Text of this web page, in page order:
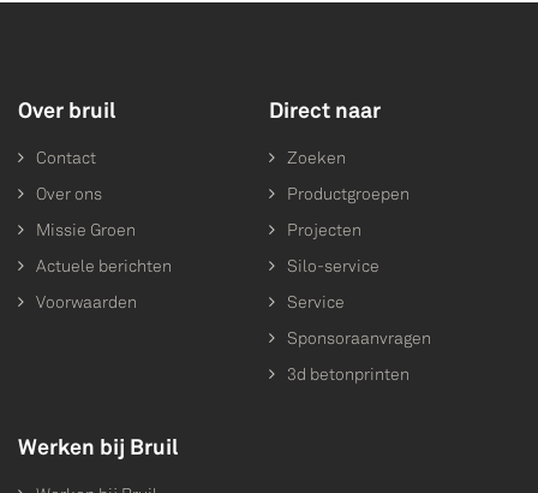
Over bruil
Contact
Over ons
Missie Groen
Actuele berichten
Voorwaarden
Direct naar
Zoeken
Productgroepen
Projecten
Silo-service
Service
Sponsoraanvragen
3d betonprinten
Werken bij Bruil